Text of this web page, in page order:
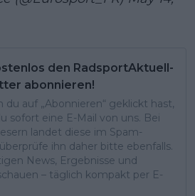
den RadsportAktuell-
abonnieren!
du auf „Abonnieren“ geklickt hast,
sofort eine E-Mail von uns. Bei
landet diese im Spam-
ihn daher bitte ebenfalls.
News, Ergebnisse und
– täglich kompakt per E-